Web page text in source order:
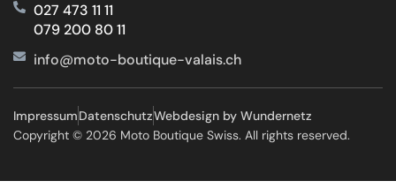
027 473 11 11
079 200 80 11
info@moto-boutique-valais.ch
Copyright © 2026 Moto Boutique Swiss. All rights reserved.
ImpressumDatenschutzWebdesign by Wundernetz